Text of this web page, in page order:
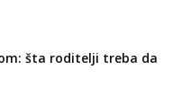
šta roditelji treba da